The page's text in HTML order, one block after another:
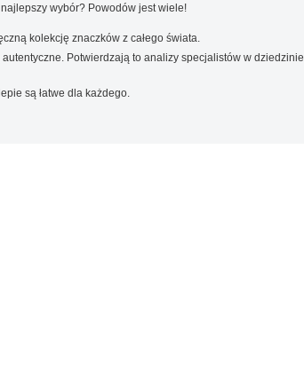
wybór? Powodów jest wiele!
kolekcję znaczków z całego świata.
Potwierdzają to analizy specjalistów w dziedzinie
są łatwe dla każdego.